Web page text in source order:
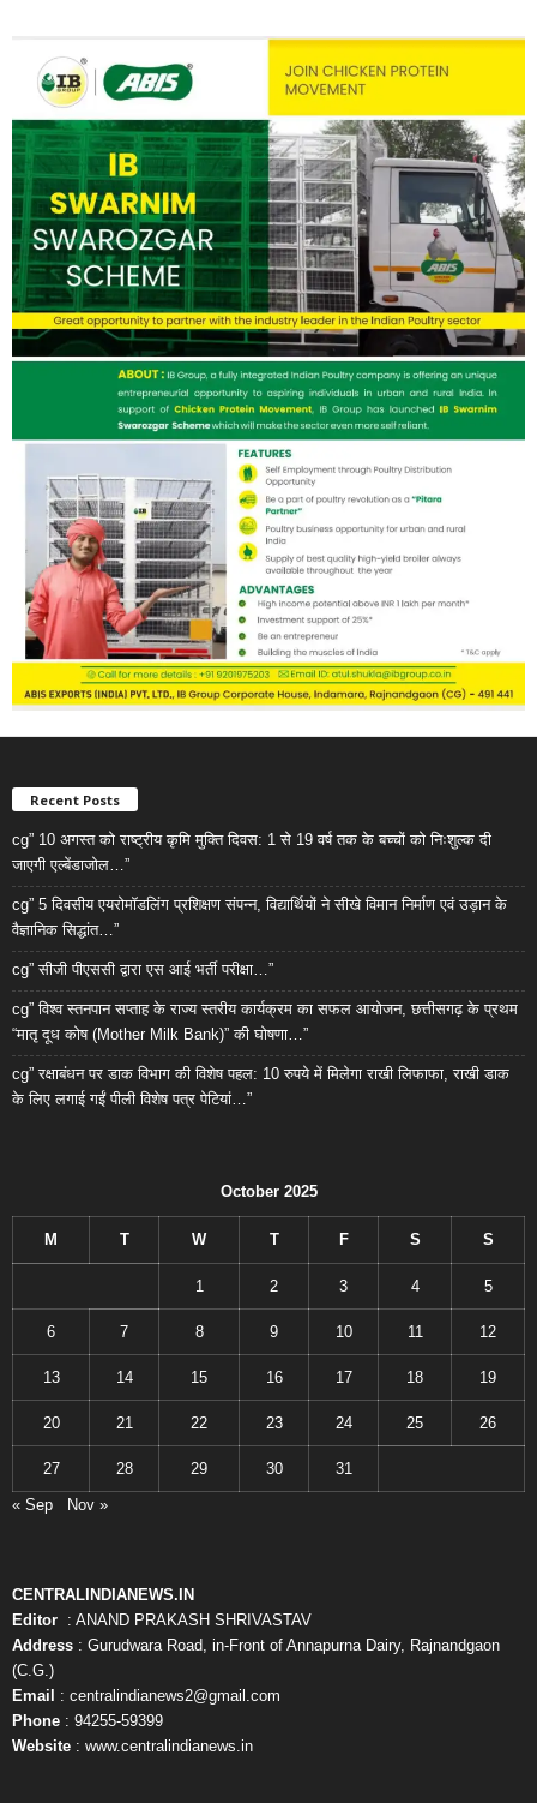
Recent Posts
cg” 10 अगस्त को राष्ट्रीय कृमि मुक्ति दिवस: 1 से 19 वर्ष तक के बच्चों को निःशुल्क दी
जाएगी एल्बेंडाजोल…”
cg” 5 दिवसीय एयरोमॉडलिंग प्रशिक्षण संपन्न, विद्यार्थियों ने सीखे विमान निर्माण एवं उड़ान के
वैज्ञानिक सिद्धांत…”
cg” सीजी पीएससी द्वारा एस आई भर्ती परीक्षा…”
cg” विश्व स्तनपान सप्ताह के राज्य स्तरीय कार्यक्रम का सफल आयोजन, छत्तीसगढ़ के प्रथम
“मातृ दूध कोष (Mother Milk Bank)” की घोषणा…”
cg” रक्षाबंधन पर डाक विभाग की विशेष पहल: 10 रुपये में मिलेगा राखी लिफाफा, राखी डाक
के लिए लगाई गईं पीली विशेष पत्र पेटियां…”
October 2025
M T W T F S S
1 2 3 4 5
6 7 8 9 10 11 12
13 14 15 16 17 18 19
20 21 22 23 24 25 26
27 28 29 30
31
« Sep
Nov »
CENTRALINDIANEWS.IN
Editor : ANAND PRAKASH SHRIVASTAV
Address : Gurudwara Road, in-Front of Annapurna Dairy, Rajnandgaon
(C.G.)
Email
: centralindianews2@gmail.com
Phone : 94255-59399
Website : www.centralindianews.in